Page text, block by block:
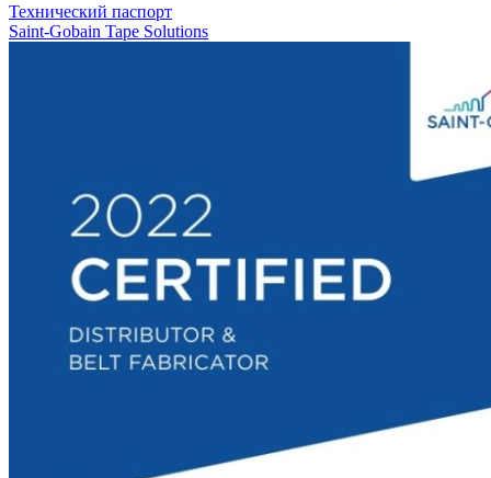
Технический паспорт
Saint-Gobain Tape Solutions